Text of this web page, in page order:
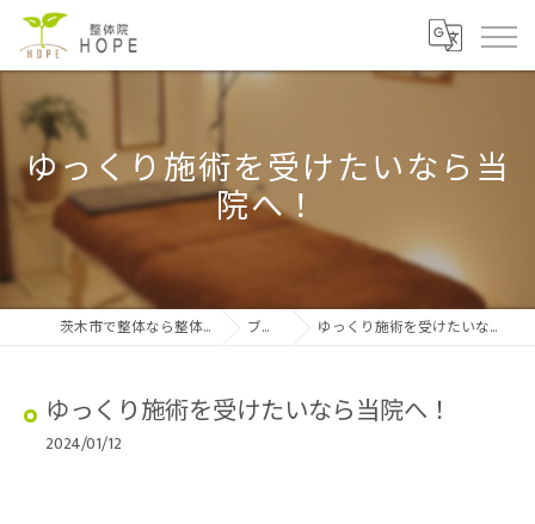
ゆっくり施術を受けたいなら当
院へ！
茨木市で整体なら整体院HOPE ブログ ゆっくり施術を受けたいなら当院へ！
ゆっくり施術を受けたいなら当院へ！
2024/01/12